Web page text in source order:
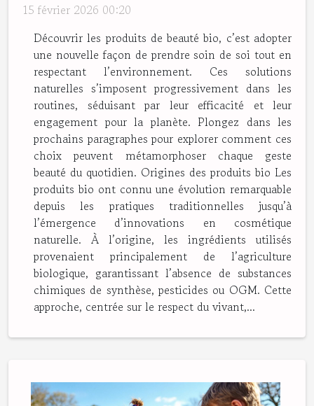
15 février 2026 00:20
Découvrir les produits de beauté bio, c’est adopter
une nouvelle façon de prendre soin de soi tout en
respectant l’environnement. Ces solutions
naturelles s’imposent progressivement dans les
routines, séduisant par leur efficacité et leur
engagement pour la planète. Plongez dans les
prochains paragraphes pour explorer comment ces
choix peuvent métamorphoser chaque geste
beauté du quotidien. Origines des produits bio Les
produits bio ont connu une évolution remarquable
depuis les pratiques traditionnelles jusqu’à
l’émergence d’innovations en cosmétique
naturelle. À l’origine, les ingrédients utilisés
provenaient principalement de l’agriculture
biologique, garantissant l’absence de substances
chimiques de synthèse, pesticides ou OGM. Cette
approche, centrée sur le respect du vivant,...